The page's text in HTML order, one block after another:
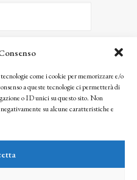
come i cookie per memorizzare e/o
a queste tecnologie ci permetterà di
o ID unici su questo sito. Non
su alcune caratteristiche e
tue informazioni saranno trattate
e dell’Istituto Matteucci